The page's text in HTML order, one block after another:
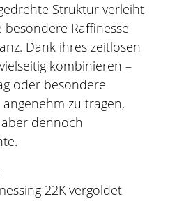
Struktur verleiht
Raffinesse
Dank ihres zeitlosen
kombinieren –
oder besondere
zu tragen,
dennoch
22K vergoldet